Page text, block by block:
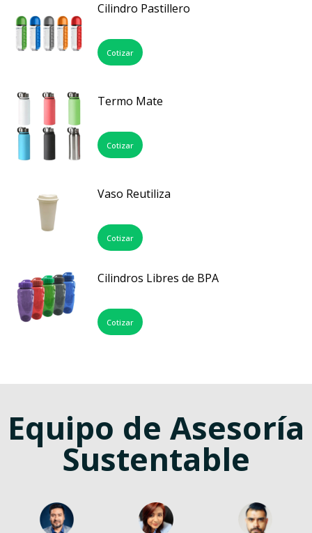
Cilindro Pastillero
Cotizar
Termo Mate
Cotizar
Vaso Reutiliza
Cotizar
Cilindros Libres de BPA
Cotizar
Equipo de Asesoría
Sustentable